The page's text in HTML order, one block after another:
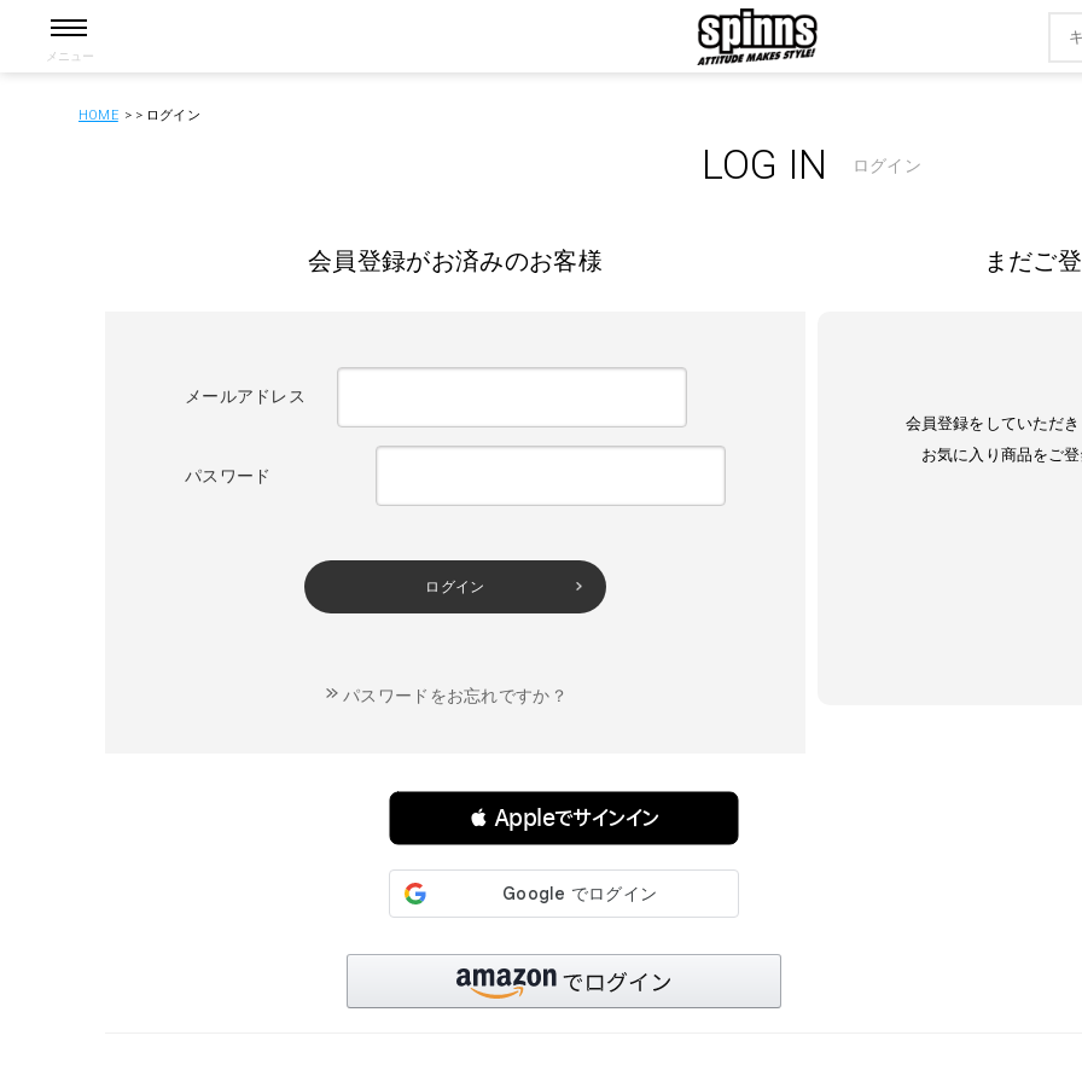
メニュー
HOME ログイン
LOG IN ログイン
会員登録がお済みのお客様
メールアドレス
パスワード
ログイン
パスワードをお忘れですか？
 Appleでサインイン
まだご
会員登録をしていただ
お気に入り商品をご